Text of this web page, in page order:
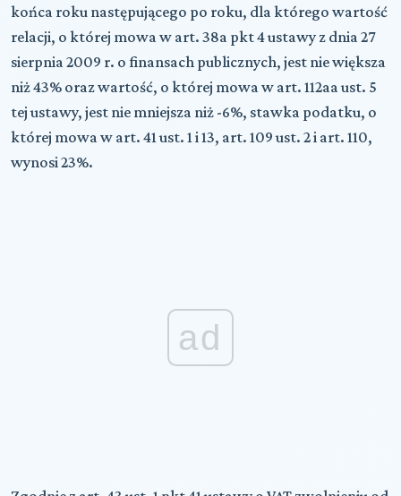
końca roku następującego po roku, dla którego wartość
relacji, o której mowa w art. 38a pkt 4 ustawy z dnia 27
sierpnia 2009 r. o finansach publicznych, jest nie większa
niż 43% oraz wartość, o której mowa w art. 112aa ust. 5
tej ustawy, jest nie mniejsza niż -6%, stawka podatku, o
której mowa w art. 41 ust. 1 i 13, art. 109 ust. 2 i art. 110,
wynosi 23%.
ad